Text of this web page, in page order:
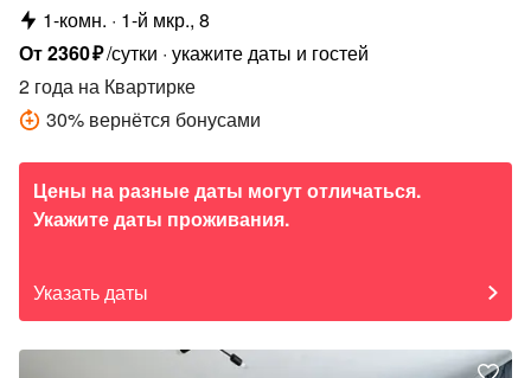
1-комн.
1-й мкр., 8
От2360₽/сутки укажите даты и гостей
2 года на Квартирке
30% вернётся бонусами
Цены на разные даты могут отличаться.
Укажите даты проживания.
Указать даты